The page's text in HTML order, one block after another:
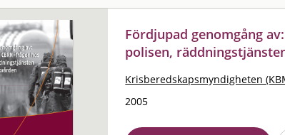
Fördjupad genomgång
polisen,
Krisberedskapsmyndigheten
2005